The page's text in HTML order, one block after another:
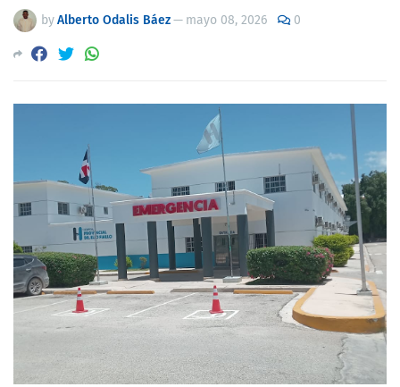
byAlberto Odalis Báez— mayo 08, 2026 0